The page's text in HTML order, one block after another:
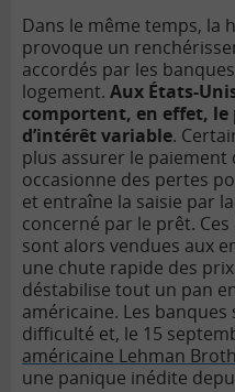
Dans le même temps, la
provoque un
accordés par les
logement. Aux États-
comportent, en effet,
d’intérêt variable.
plus assurer le paiement
occasionne des pertes
et entraîne la saisie par
concerné par le prêt.
sont alors vendues aux
une chute rapide des
déstabilise tout un pan
américaine. Les
difficulté et, le 15
américaine Lehman
une panique inédite